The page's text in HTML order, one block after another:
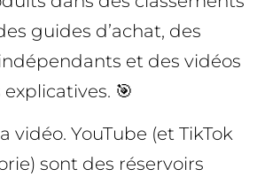
guides d’achat, des
indépendants et des vidéos
🎯
vidéo. YouTube (et TikTok
sont des réservoirs